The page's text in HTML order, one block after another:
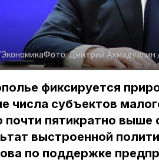
ЭкономикаФото:Дмитрий Ахмадуллин
фиксируется
числа субъектов
почти пятикратно выше
выстроенной
по поддержке